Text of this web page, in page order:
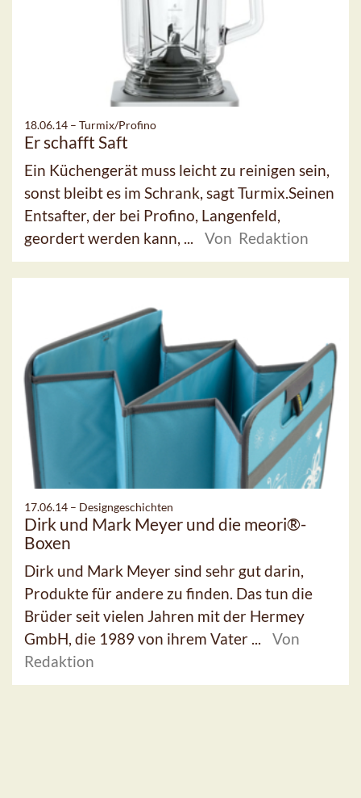
18.06.14 – Turmix/Profino
Er schafft Saft
Ein Küchengerät muss leicht zu reinigen sein,
sonst bleibt es im Schrank, sagt Turmix.Seinen
Entsafter, der bei Profino, Langenfeld,
geordert werden kann, ...
Von Redaktion
17.06.14 – Designgeschichten
Dirk und Mark Meyer und die meori®-
Boxen
Dirk und Mark Meyer sind sehr gut darin,
Produkte für andere zu finden. Das tun die
Brüder seit vielen Jahren mit der Hermey
GmbH, die 1989 von ihrem Vater ...
Von
Redaktion